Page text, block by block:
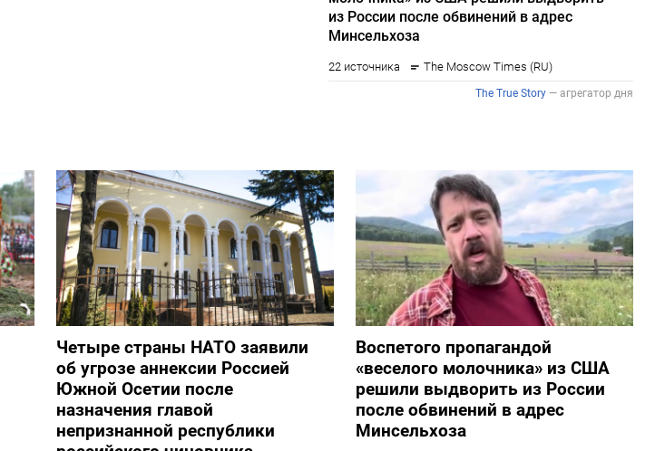
Четыре страны НАТО заявили
об угрозе аннексии Россией
Южной Осетии после
назначения главой
непризнанной республики
Воспетого пропагандой
«веселого молочника» из США
решили выдворить из России
после обвинений в адрес
Минсельхоза